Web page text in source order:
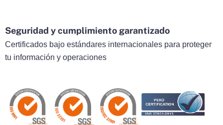
Seguridad y cumplimiento garantizado
Certificados bajo estándares internacionales para proteger
tu información y operaciones